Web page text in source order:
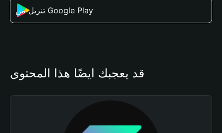
تنزيل من Google Play
قد يعجبك أيضًا هذا المحتوى